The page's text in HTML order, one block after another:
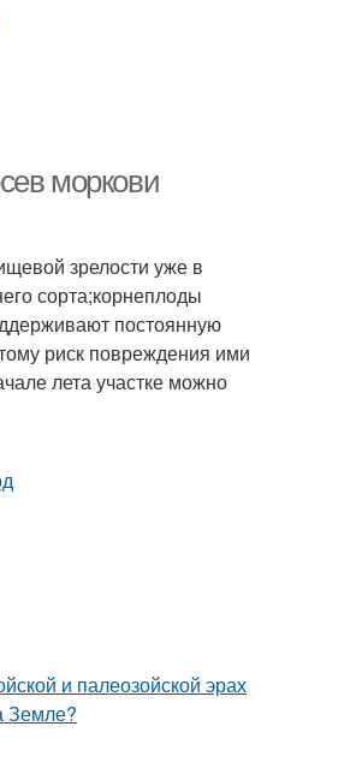
моркови
зрелости уже в
сорта;корнеплоды
постоянную
риск повреждения ими
лета участке можно
и палеозойской эрах
Земле?